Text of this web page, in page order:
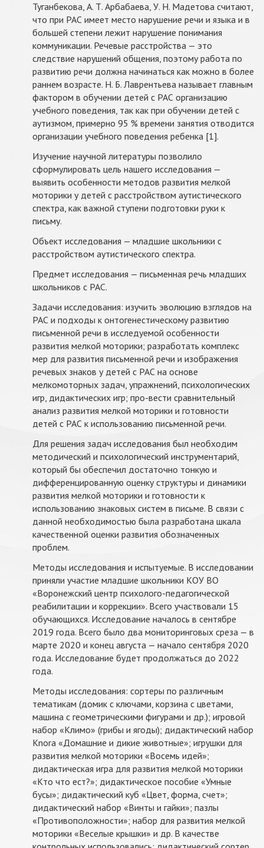
Туганбекова, А. Т. Арбабаева, У. Н. Мадетова считают,
что при РАС имеет место нарушение речи и языка и в
большей степени лежит нарушение понимания
коммуникации. Речевые расстройства — это
следствие нарушений общения, поэтому работа по
развитию речи должна начинаться как можно в более
раннем возрасте. Н. Б. Лаврентьева называет главным
фактором в обучении детей с РАС организацию
учебного поведения, так как при обучении детей с
аутизмом, примерно 95 % времени занятия отводится
организации учебного поведения ребенка [1].
Изучение научной литературы позволило
сформулировать цель нашего исследования —
выявить особенности методов развития мелкой
моторики у детей с расстройством аутистического
спектра, как важной ступени подготовки руки к
письму.
Объект исследования — младшие школьники с
расстройством аутистического спектра.
Предмет исследования — письменная речь младших
школьников с РАС.
Задачи исследования: изучить эволюцию взглядов на
РАС и подходы к онтогенестическому развитию
письменной речи в исследуемой особенности
развития мелкой моторики; разработать комплекс
мер для развития письменной речи и изображения
речевых знаков у детей с РАС на основе
мелкомоторных задач, упражнений, психологических
игр, дидактических игр; про-вести сравнительный
анализ развития мелкой моторики и готовности
детей с РАС к использованию письменной речи.
Для решения задач исследования был необходим
методический и психологический инструментарий,
который бы обеспечил достаточно тонкую и
дифференцированную оценку структуры и динамики
развития мелкой моторики и готовности к
использованию знаковых систем в письме. В связи с
данной необходимостью была разработана шкала
качественной оценки развития обозначенных
проблем.
Методы исследования и испытуемые. В исследовании
приняли участие младшие школьники КОУ ВО
«Воронежский центр психолого-педагогической
реабилитации и коррекции». Всего участвовали 15
обучающихся. Исследование началось в сентябре
2019 года. Всего было два мониторинговых среза — в
марте 2020 и конец августа — начало сентября 2020
года. Исследование будет продолжаться до 2022
года.
Методы исследования: сортеры по различным
тематикам (домик с ключами, корзина с цветами,
машина с геометрическими фигурами и др.); игровой
набор «Климо» (грибы и ягоды); дидактический набор
Knora «Домашние и дикие животные»; игрушки для
развития мелкой моторики «Восемь идей»;
дидактическая игра для развития мелкой моторики
«Кто что ест?»; дидактическое пособие «Умные
бусы»; дидактический куб «Цвет, форма, счет»;
дидактический набор «Винты и гайки»; пазлы
«Противоположности»; набор для развития мелкой
моторики «Веселые крышки» и др. В качестве